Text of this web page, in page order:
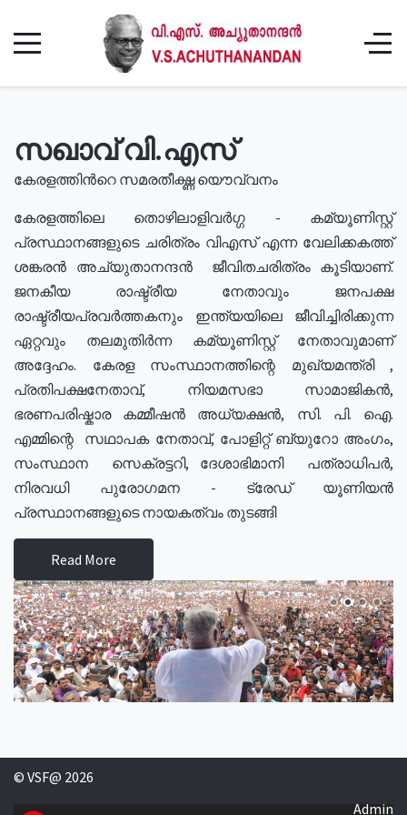
സഖാവ് വി.എസ്
കേരളത്തിൻറെ സമരതീക്ഷ്ണ യൌവ്വനം
കേരളത്തിലെ തൊഴിലാളിവർഗ്ഗ - കമ്യൂണിസ്റ്റ്
പ്രസ്ഥാനങ്ങളുടെ ചരിത്രം വിഎസ് എന്ന വേലിക്കകത്ത്
ശങ്കരൻ അച്യുതാനന്ദൻ ജീവിതചരിത്രം കൂടിയാണ്.
ജനകീയ രാഷ്ട്രീയ നേതാവും ജനപക്ഷ
രാഷ്ട്രീയപ്രവർത്തകനും ഇന്ത്യയിലെ ജീവിച്ചിരിക്കുന്ന
ഏറ്റവും തലമുതിർന്ന കമ്യൂണിസ്റ്റ് നേതാവുമാണ്
അദ്ദേഹം. കേരള സംസ്ഥാനത്തിന്റെ മുഖ്യമന്ത്രി ,
പ്രതിപക്ഷനേതാവ്, നിയമസഭാ സാമാജികൻ,
ഭരണപരിഷ്കാര കമ്മീഷൻ അധ്യക്ഷൻ, സി. പി. ഐ.
എമ്മിന്റെ സഥാപക നേതാവ്, പോളിറ്റ് ബ്യുറോ അംഗം,
സംസ്ഥാന സെക്രട്ടറി, ദേശാഭിമാനി പത്രാധിപർ,
നിരവധി പുരോഗമന - ട്രേഡ് യൂണിയൻ
പ്രസ്ഥാനങ്ങളുടെ നായകത്വം തുടങ്ങി
Read More
© VSF@ 2026
Admin